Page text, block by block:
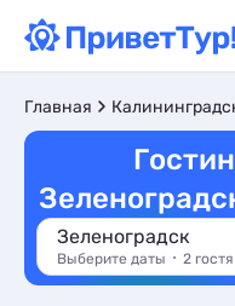
Главная
Зеленоградск
Выберите даты 2 гостя